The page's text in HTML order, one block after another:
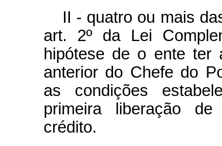
II - quatro ou mais
art. 2º da Lei
hipótese de o ente ter
anterior do Chefe do
as condições
primeira liberação
crédito.